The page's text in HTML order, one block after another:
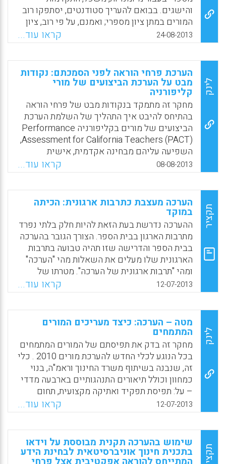
WhatsApp
Facebook
Email
X
והישגים. בבואם להעריך סטודנטים, יסתפקו רוב
המורים במתן ציון מספרי; ואמנם, על פי רוב, ציון
שכזה הוא כל שנדרש על ידי מוסדות החינוך.
אלא שמורים רבים ומרבית הסטודנטים חשים
בקיומו של פער מתסכל בין טבעו המצמצם של
ציון מספרי פשוט לבין האופי המורכב של עבודת
הסטודנט – מידת השקעתו, מאמציו והישגיו.
אישית, נתקל כותב המאמר , ד"ר אשלי טוביאס
בבעיה זו בעבודתו כמורה לתאטרון, כמדריך דרמה
וכמכשיר מורים לתאטרון ולדרמה. את טמ"ה –
חלופה למדידה ולהערכה – הוא פיתח בעקבות
ניסיונו הרב בהוראה, בהכשרה ובהנחיה, ולנוכח
ההבנה כי אין די בציון מספרי בודד, גבוה או נמוך
ככל שיהיה, אלא יש צורך בראייה רחבה של
התהליך (אשלי טוביאס) .
WhatsApp
Facebook
Email
X
24-08-2013 קראו עוד...
לינק
הערכת פרחי הוראה לפני הסמכתם: נקודות
מבט על הערכת הביצועים של מורי
קליפורניה
מחקר זה מתמקד בנקודות מבט של פרחי הוראה
בהתיחס להיבט איך התהליך של השלמת הערכת
הביצועים של מורים בקליפורניה Performance
Assessment for California Teachers (PACT),
השפיעה עליהם מבחינה אקדמית, אישית
ומקצועית. נקודות מבט של פרחי הוראה נרכשו
תוך שימוש בכלי עבודה לביצוע סקרים המורכב
משאלות פתוחות. בנוסף לכך, רמות הביטחון
העצמי, המשתייך גם הוא, למשימת הערכת
המרכיבים של PACT כמו,תכנון, תכניות לימוד,
הוראה, הערכה, רפלקציה, ושפה אקדמית, PACT (
Okhremtchouk, I., Newell, P., & Rosa, R).
WhatsApp
Facebook
Email
X
08-08-2013 קראו עוד...
תקציר
הערכה מעצבת כתרבות ארגונית: הכיתה
במוקד
ההערכה נדרשת בעת הזאת להיות חלק בלתי נפרד
מתרבות הארגון בבית הספר. הצורך הגובר בהערכה
בבית הספר והדרישה שזו תהיה טבועה בתרבות
הארגונית שלו מעלים את השאלות מהי "הערכה"
ומהי "תרבות ארגונית של הערכה". מטרתו של
מאמר זה היא לנסות להשיב לשאלות אלו, להציג
את ההערכה המעצבת (בכיתה) ולהצביע על
הדרכים להטמעתה בתרבות הארגונית של בית
הספר ( פרידמן , יצחק) .
WhatsApp
Facebook
Email
X
12-07-2013 קראו עוד...
לינק
מטה – הערכה: כיצד מעריכים המורים
המתמחים
מחקר זה בדק את תפיסתם של המורים המתמחים
בכל הנוגע לכלי החדש להערכת מורים 2010 . כלי
זה, שנבנה בשיתוף משרד החינוך וראמ"ה, בנוי
כמחוון וכולל תיאורים התנהגותיים בארבעה מדדי
– על: תפיסת תפקיד ואתיקה מקצועית, תחום
הדעת, תהליכים לימודיים וחינוכיים ושותפות
בקהילה. הערכתו של המורה נקבעת על פי רמת
ביצועו בכל אחד מארבעת ממדי – העל הנ"ל, לפי
שלוש רמות ביצוע שונות ( סוזי לויאן . שרה זמיר)
.
12-07-2013 קראו עוד...
תקציר
שימוש בהערכה תקנית מבוססת על וידאו
בתכנית חינוך אוניברסיטאית לבחינת הידע